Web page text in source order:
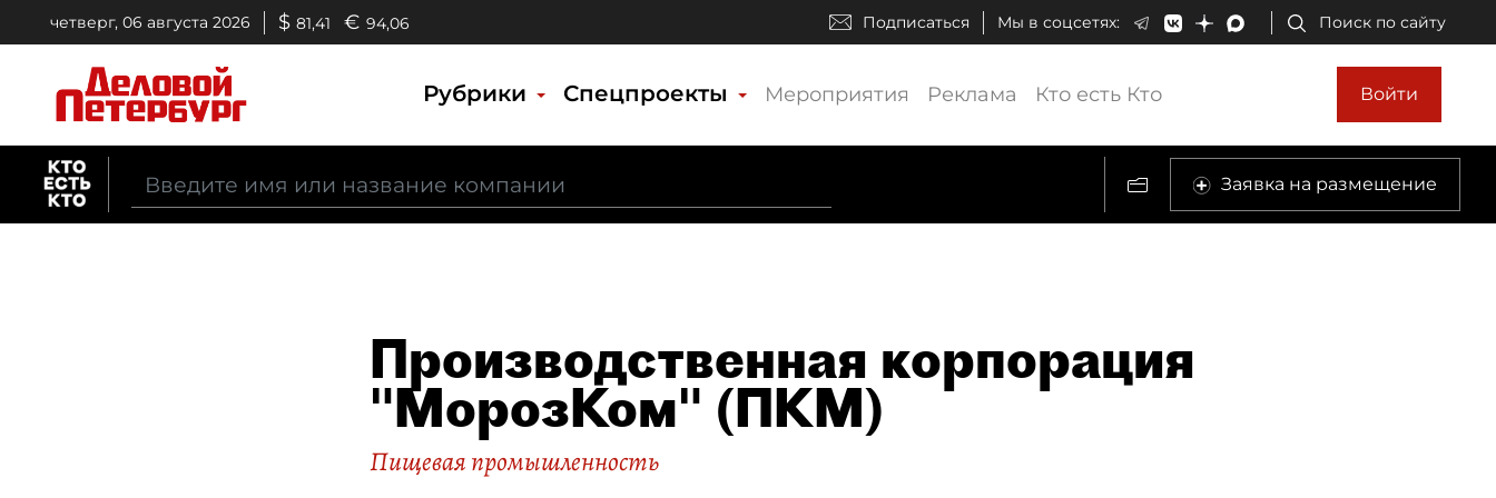
четверг, 06 августа 2026 $ 81,41 € 94,06 Подписаться Мы в соцсетях: Поиск по сайту
Рубрики Спецпроекты Мероприятия Реклама Кто есть Кто Войти
Заявка на размещение
Производственная корпорация
"МорозКом" (ПКМ)
Пищевая промышленность